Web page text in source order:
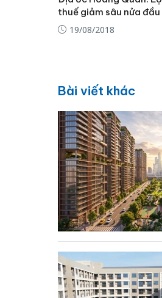
thuế giảm sâu nửa đầu
19/08/2018
Bài viết khác